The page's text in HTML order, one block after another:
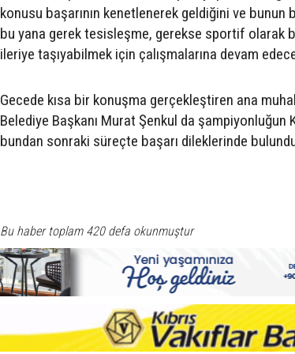
konusu başarının kenetlenerek geldiğini ve
bu yana gerek tesisleşme, gerekse sportif olarak
ileriye taşıyabilmek için çalışmalarına devam
Gecede kısa bir konuşma gerçekleştiren ana
Belediye Başkanı Murat Şenkul da şampiyonluğun
bundan sonraki süreçte başarı dileklerinde
Bu haber toplam 420 defa okunmuştur